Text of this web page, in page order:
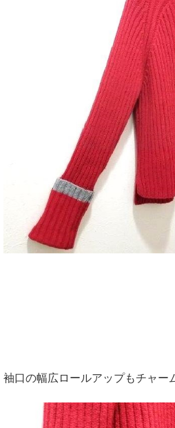
袖口の幅広ロールアップもチャー